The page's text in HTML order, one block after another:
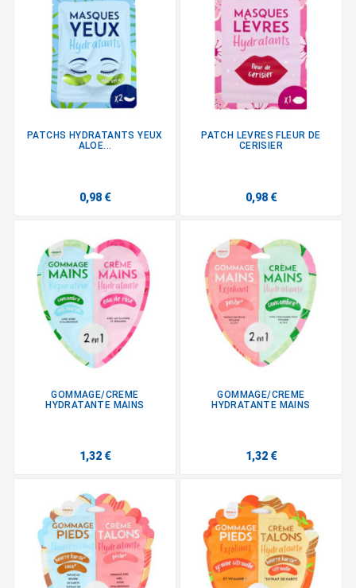
PATCHS HYDRATANTS YEUX
ALOE...
0,98 €
PATCH LEVRES FLEUR DE
CERISIER
0,98 €
GOMMAGE/CREME
HYDRATANTE MAINS
1,32 €
GOMMAGE/CREME
HYDRATANTE MAINS
1,32 €